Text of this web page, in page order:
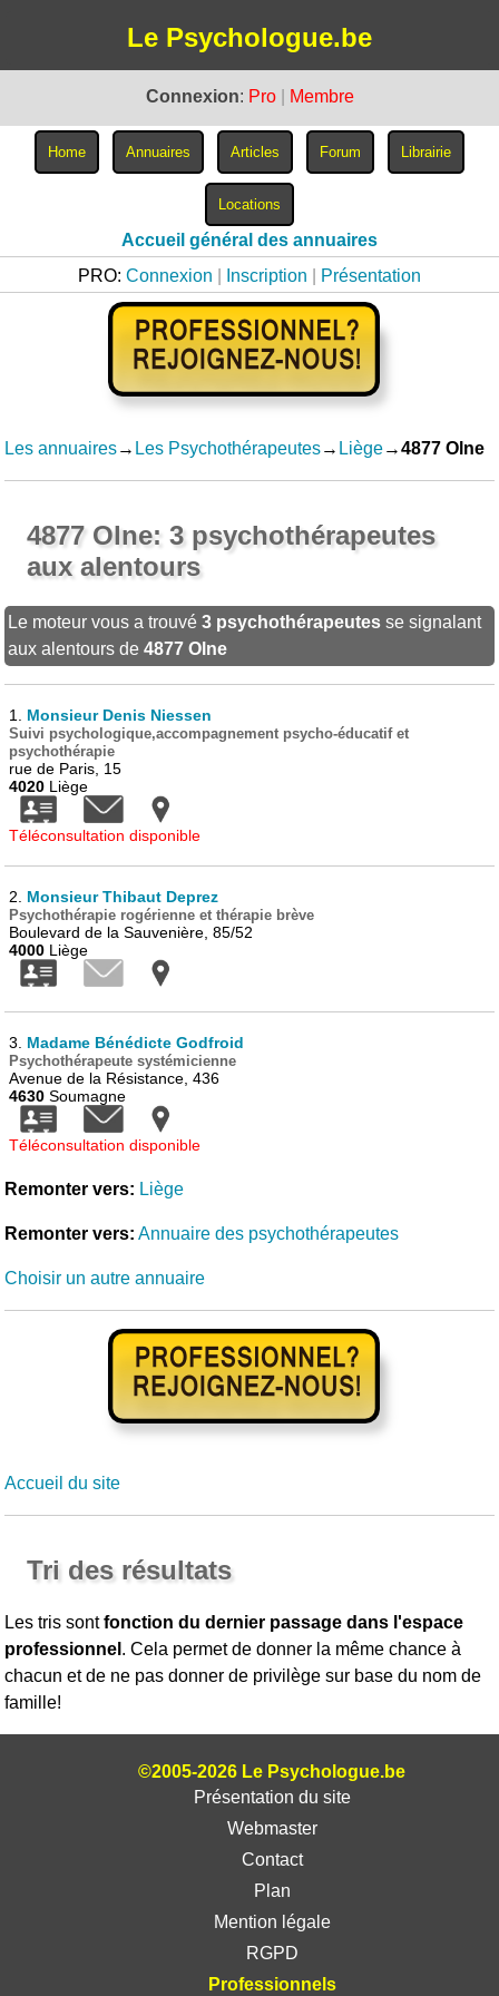
Le Psychologue.be
Connexion: Pro Membre
Accueil général des annuaires
PRO: Connexion Inscription Présentation
Les annuaires→ Les Psychothérapeutes→ Liège→4877 Olne
4877 Olne: 3 psychothérapeutes
aux alentours
Le moteur vous a trouvé3 psychothérapeutes se signalant
aux alentours de4877 Olne
1. Monsieur Denis Niessen
Suivi psychologique,accompagnement psycho-éducatif et
psychothérapie
rue de Paris, 15
4020 Liège
Téléconsultation disponible
2. Monsieur Thibaut Deprez
Psychothérapie rogérienne et thérapie brève
Boulevard de la Sauvenière, 85/52
4000 Liège
3. Madame Bénédicte Godfroid
Psychothérapeute systémicienne
Avenue de la Résistance, 436
4630 Soumagne
Téléconsultation disponible
Remonter vers: Liège
Remonter vers: Annuaire des psychothérapeutes
Choisir un autre annuaire
Accueil du site
Tri des résultats
Les tris sontfonction du dernier passage dans l'espace
professionnel . Cela permet de donner la même chance à
chacun et de ne pas donner de privilège sur base du nom de
famille!
©2005-2026 Le Psychologue.be
Présentation du site
Webmaster
Contact
Plan
Mention légale
RGPD
Professionnels